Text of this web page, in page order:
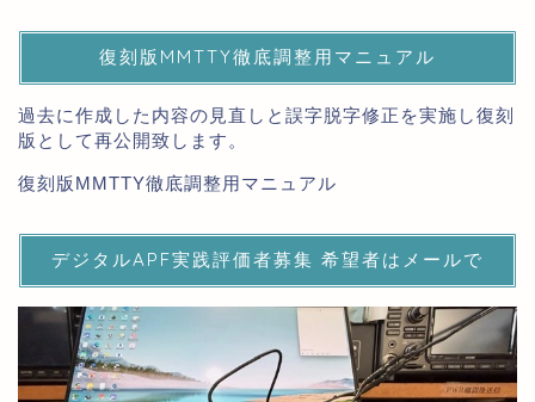
復刻版MMTTY徹底調整用マニュアル
過去に作成した内容の見直しと誤字脱字修正を実施し復刻
版として再公開致します。
復刻版MMTTY徹底調整用マニュアル
デジタルAPF実践評価者募集 希望者はメールで